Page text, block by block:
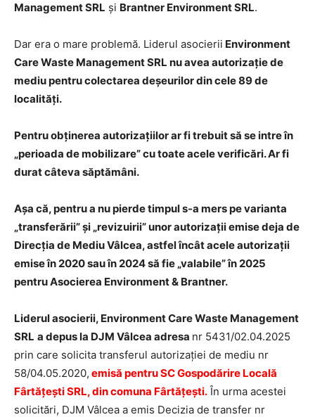
Management SRL și Brantner Environment SRL.
Dar era o mare problemă. Liderul asocierii Environment
Care Waste Management SRL nu avea autorizație de
mediu pentru colectarea deșeurilor din cele 89 de
localități.
Pentru obținerea autorizațiilor ar fi trebuit să se intre în
„perioada de mobilizare” cu toate acele verificări. Ar fi
durat câteva săptămâni.
Așa că, pentru a nu pierde timpul s-a mers pe varianta
„transferării” și „revizuirii” unor autorizații emise deja de
Direcția de Mediu Vâlcea, astfel încât acele autorizații
emise în 2020 sau în 2024 să fie „valabile” în 2025
pentru Asocierea Environment & Brantner.
Liderul asocierii, Environment Care Waste Management
SRL a depus la DJM Vâlcea adresa nr 5431/02.04.2025
prin care solicita transferul autorizației de mediu nr
58/04.05.2020, emisă pentru SC Gospodărire Locală
Fârtăţeşti SRL, din comuna Fârtăţeşti. În urma acestei
solicitări, DJM Vâlcea a emis Decizia de transfer nr